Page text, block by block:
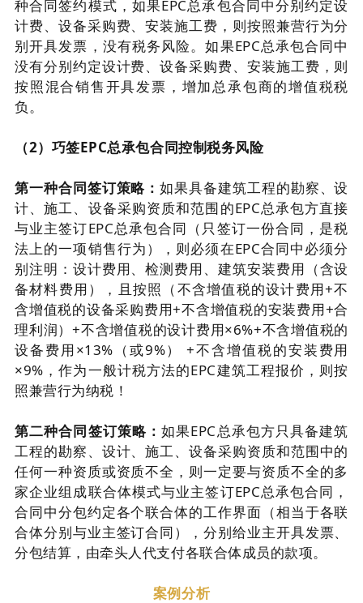
种合同签约模式，如果EPC总承包合同中分别约定设
计费、设备采购费、安装施工费，则按照兼营行为分
别开具发票，没有税务风险。如果EPC总承包合同中
没有分别约定设计费、设备采购费、安装施工费，则
按照混合销售开具发票，增加总承包商的增值税税
负。
（2）巧签EPC总承包合同控制税务风险
第一种合同签订策略：如果具备建筑工程的勘察、设
计、施工、设备采购资质和范围的EPC总承包方直接
与业主签订EPC总承包合同（只签订一份合同，是税
法上的一项销售行为），则必须在EPC合同中必须分
别注明：设计费用、检测费用、建筑安装费用（含设
备材料费用），且按照（不含增值税的设计费用+不
含增值税的设备采购费用+不含增值税的安装费用+合
理利润）+不含增值税的设计费用×6%+不含增值税的
设备费用×13%（或9%） +不含增值税的安装费用
×9%，作为一般计税方法的EPC建筑工程报价，则按
照兼营行为纳税！
第二种合同签订策略：如果EPC总承包方只具备建筑
工程的勘察、设计、施工、设备采购资质和范围中的
任何一种资质或资质不全，则一定要与资质不全的多
家企业组成联合体模式与业主签订EPC总承包合同，
合同中分包约定各个联合体的工作界面（相当于各联
合体分别与业主签订合同），分别给业主开具发票、
分包结算，由牵头人代支付各联合体成员的款项。
案例分析